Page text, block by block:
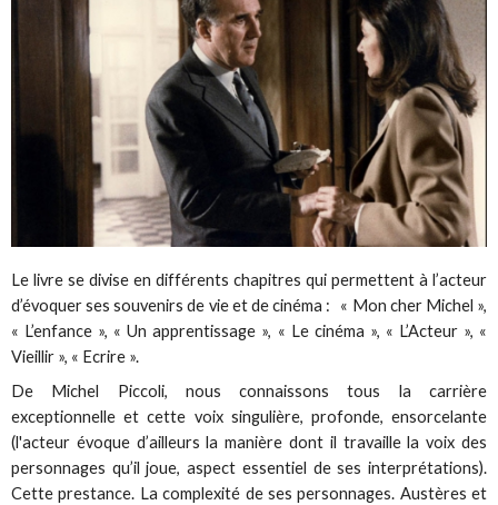
Le livre se divise en différents chapitres qui permettent à l’acteur
d’évoquer ses souvenirs de vie et de cinéma : « Mon cher Michel »,
« L’enfance », « Un apprentissage », « Le cinéma », « L’Acteur », «
Vieillir », « Ecrire ».
De Michel Piccoli, nous connaissons tous la carrière
exceptionnelle et cette voix singulière, profonde, ensorcelante
(l'acteur évoque d’ailleurs la manière dont il travaille la voix des
personnages qu’il joue, aspect essentiel de ses interprétations).
Cette prestance. La complexité de ses personnages. Austères et